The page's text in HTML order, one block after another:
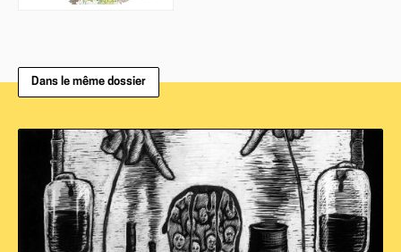
Dans le même dossier